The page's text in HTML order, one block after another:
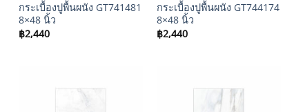
กระเบื้องปูพื้นผนัง GT741481
8×48 นิ้ว
฿2,440
กระเบื้องปูพื้นผนัง GT744174
8×48 นิ้ว
฿2,440